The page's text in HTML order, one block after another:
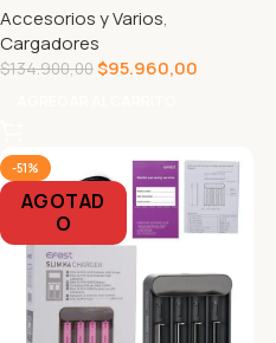
Accesorios y Varios,
Cargadores
$134.900,00$95.960,00
-51%
AGOTAD
O